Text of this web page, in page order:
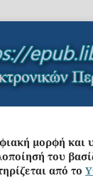
μορφή και
του
από το